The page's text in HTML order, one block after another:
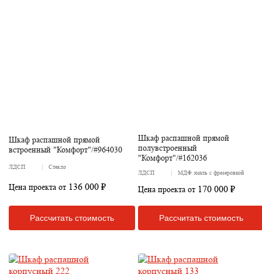
Шкаф распашной прямой
встроенный "Комфорт"/#964030
ЛДСП Стекло
Цена проекта от 136 000 ₽
Рассчитать стоимость
Шкаф распашной прямой
полувстроенный
"Комфорт"/#162036
ЛДСП МДФ эмаль с фрезеровкой
Цена проекта от 170 000 ₽
Рассчитать стоимость